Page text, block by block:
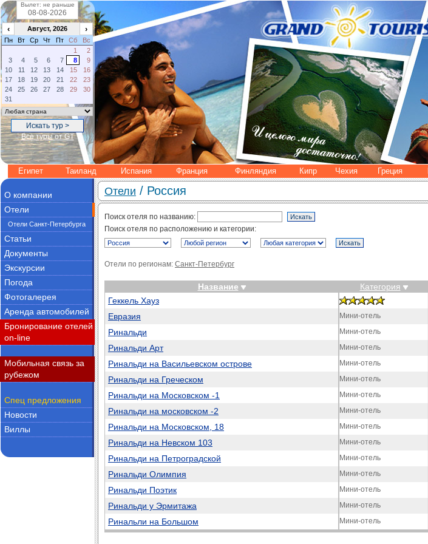
Вылет: не раньше
‹ Август, 2026 ›
Пн Вт Ср Чт Пт Сб
Вс
1
2
3
4 5 6 7 8
9
10
11 12 13 14 15
16
17
18 19 20 21 22
23
24
25 26 27 28 29
30
31
Все туры от GT
Египет Таиланд Испания Франция Финляндия Кипр Чехия Греция
Отели / Россия
Поиск отеля по названию:
Поиск отеля по расположению и категории:
Отели по регионам: Санкт-Петербург
Название Категория
Геккель Хауз
Евразия Мини-отель
Ринальди Мини-отель
Ринальди Арт Мини-отель
Ринальди на Васильевском острове Мини-отель
Ринальди на Греческом Мини-отель
Ринальди на Московском -1 Мини-отель
Ринальди на московском -2 Мини-отель
Ринальди на Московском, 18 Мини-отель
Ринальди на Невском 103 Мини-отель
Ринальди на Петроградской Мини-отель
Ринальди Олимпия Мини-отель
Ринальди Поэтик Мини-отель
Ринальди у Эрмитажа Мини-отель
Ринальли на Большом Мини-отель
О компании
Отели
Отели Санкт-Петербурга
Статьи
Документы
Экскурсии
Погода
Фотогалерея
Аренда автомобилей
Бронирование отелей
on-line
Мобильная связь за
рубежом
Спец предложения
Новости
Виллы